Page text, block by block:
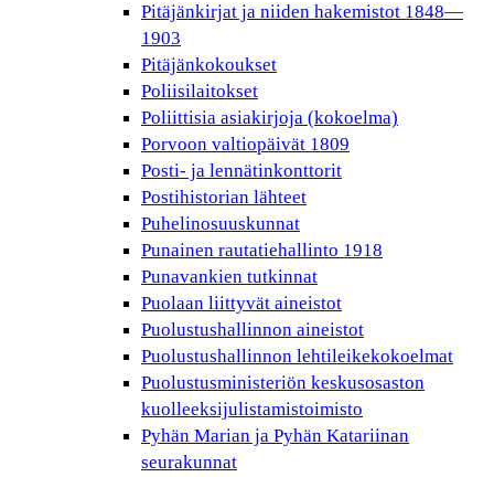
Pitäjänkirjat ja niiden hakemistot 1848—
1903
Pitäjänkokoukset
Poliisilaitokset
Poliittisia asiakirjoja (kokoelma)
Porvoon valtiopäivät 1809
Posti- ja lennätinkonttorit
Postihistorian lähteet
Puhelinosuuskunnat
Punainen rautatiehallinto 1918
Punavankien tutkinnat
Puolaan liittyvät aineistot
Puolustushallinnon aineistot
Puolustushallinnon lehtileikekokoelmat
Puolustusministeriön keskusosaston
kuolleeksijulistamistoimisto
Pyhän Marian ja Pyhän Katariinan
seurakunnat